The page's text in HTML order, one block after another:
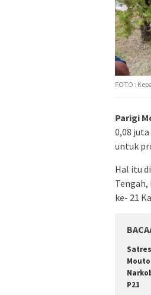
FOTO :
Parigi
0,08
untuk
Hal itu
Tengah,
ke- 21
P21